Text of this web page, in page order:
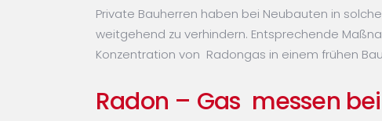
Private Bauherren haben bei Neubauten in
weitgehend zu verhindern. Entsprechende
Konzentration von Radongas in einem frühen
Radon – Gas messen